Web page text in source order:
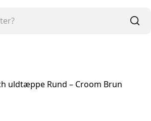
uldtæppe Rund – Croom Brun